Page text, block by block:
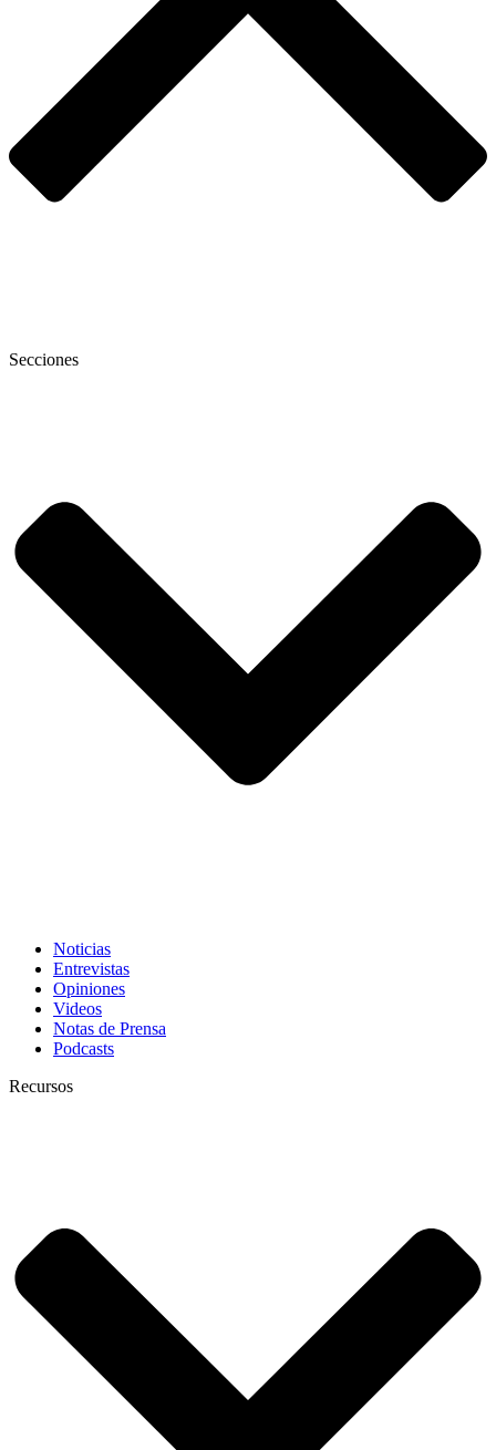
Secciones
Noticias
Entrevistas
Opiniones
Videos
Notas de Prensa
Podcasts
Recursos